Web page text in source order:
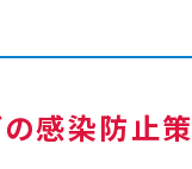
感染防止